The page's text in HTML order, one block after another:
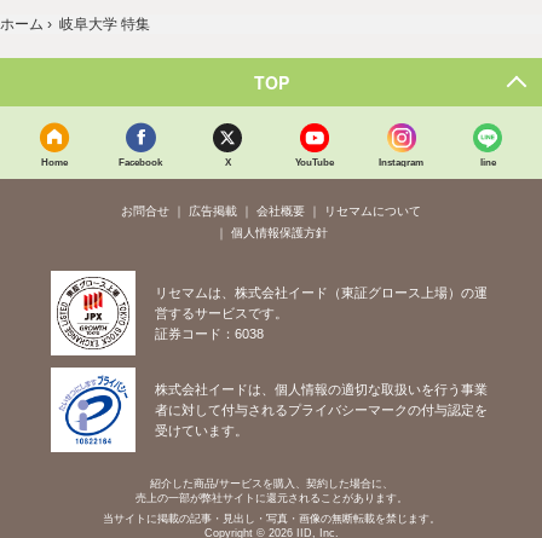
ホーム › 岐阜大学 特集
TOP
Home Facebook X YouTube Instagram line
お問合せ 広告掲載 会社概要
リセマムについて
個人情報保護方針
リセマムは、株式会社イード（東証グロース上場）の運
営するサービスです。
証券コード：6038
株式会社イードは、個人情報の適切な取扱いを行う事業
者に対して付与されるプライバシーマークの付与認定を
受けています。
紹介した商品/サービスを購入、契約した場合に、
売上の一部が弊社サイトに還元されることがあります。
当サイトに掲載の記事・見出し・写真・画像の無断転載を禁じます。
Copyright © 2026 IID, Inc.